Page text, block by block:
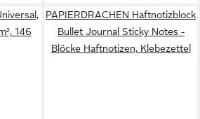
146
PAPIERDRACHEN Haftnotizblock
Bullet Journal Sticky Notes -
Blöcke Haftnotizen, Klebezettel